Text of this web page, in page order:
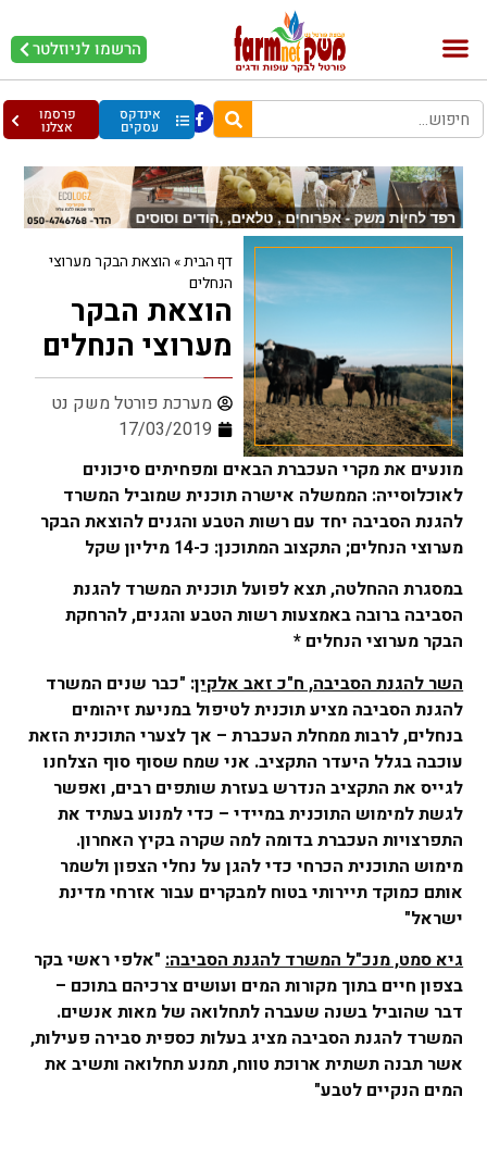
הרשמו לניוזלטר
אינדקס
עסקים
פרסמו
אצלנו
דף הבית» הוצאת הבקר מערוצי
הנחלים
הוצאת הבקר
מערוצי הנחלים
מערכת פורטל משק נט
17/03/2019
מונעים את מקרי העכברת הבאים ומפחיתים סיכונים
לאוכלוסייה: הממשלה אישרה תוכנית שמוביל המשרד
להגנת הסביבה יחד עם רשות הטבע והגנים להוצאת הבקר
מערוצי הנחלים; התקצוב המתוכנן: כ-14 מיליון שקל
במסגרת ההחלטה, תצא לפועל תוכנית המשרד להגנת
הסביבה ברובה באמצעות רשות הטבע והגנים, להרחקת
הבקר מערוצי הנחלים *
השר להגנת הסביבה, ח"כ זאב אלקין: "כבר שנים המשרד
להגנת הסביבה מציע תוכנית לטיפול במניעת זיהומים
בנחלים, לרבות ממחלת העכברת – אך לצערי התוכנית הזאת
עוכבה בגלל היעדר התקציב. אני שמח שסוף סוף הצלחנו
לגייס את התקציב הנדרש בעזרת שותפים רבים, ואפשר
לגשת למימוש התוכנית במיידי – כדי למנוע בעתיד את
התפרצויות העכברת בדומה למה שקרה בקיץ האחרון.
מימוש התוכנית הכרחי כדי להגן על נחלי הצפון ולשמר
אותם כמוקד תיירותי בטוח למבקרים עבור אזרחי מדינת
ישראל"
גיא סמט, מנכ"ל המשרד להגנת הסביבה:"אלפי ראשי בקר
בצפון חיים בתוך מקורות המים ועושים צרכיהם בתוכם –
דבר שהוביל בשנה שעברה לתחלואה של מאות אנשים.
המשרד להגנת הסביבה מציג בעלות כספית סבירה פעילות,
אשר תבנה תשתית ארוכת טווח, תמנע תחלואה ותשיב את
המים הנקיים לטבע"